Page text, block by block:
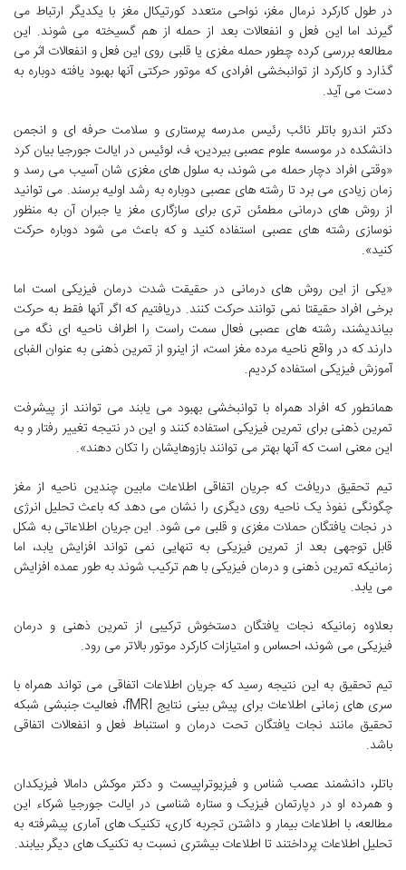
در طول کارکرد نرمال مغز، نواحی متعدد کورتیکال مغز با یکدیگر ارتباط می
گیرند اما این فعل و انفعالات بعد از حمله از هم گسیخته می شوند. این
مطالعه بررسی کرده چطور حمله مغزی یا قلبی روی این فعل و انفعالات اثر می
گذارد و کارکرد از توانبخشی افرادی که موتور حرکتی آنها بهبود یافته دوباره به
دست می آید.
دکتر اندرو باتلر نائب رئیس مدرسه پرستاری و سلامت حرفه ای و انجمن
دانشکده در موسسه علوم عصبی بیردین، ف، لوئیس در ایالت جورجیا بیان کرد
«وقتی افراد دچار حمله می شوند، به سلول های مغزی شان آسیب می رسد و
زمان زیادی می برد تا رشته های عصبی دوباره به رشد اولیه برسند. می توانید
از روش های درمانی مطمئن تری برای سازگاری مغز یا جبران آن به منظور
نوسازی رشته های عصبی استفاده کنید و که باعث می شود دوباره حرکت
کنید».
«یکی از این روش های درمانی در حقیقت شدت درمان فیزیکی است اما
برخی افراد حقیقتا نمی توانند حرکت کنند. دریافتیم که اگر آنها فقط به حرکت
بیاندیشند، رشته های عصبی فعال سمت راست را اطراف ناحیه ای نگه می
دارند که در واقع ناحیه مرده مغز است، از اینرو از تمرین ذهنی به عنوان الفبای
آموزش فیزیکی استفاده کردیم.
همانطور که افراد همراه با توانبخشی بهبود می یابند می توانند از پیشرفت
تمرین ذهنی برای تمرین فیزیکی استفاده کنند و این در نتیجه تغییر رفتار و به
این معنی است که آنها بهتر می توانند بازوهایشان را تکان دهند».
تیم تحقیق دریافت که جریان اتفاقی اطلاعات مابین چندین ناحیه از مغز
چگونگی نفوذ یک ناحیه روی دیگری را نشان می دهد که باعث تحلیل انرژی
در نجات یافتگان حملات مغزی و قلبی می شود. این جریان اطلاعاتی به شکل
قابل توجهی بعد از تمرین فیزیکی به تنهایی نمی تواند افزایش یابد، اما
زمانیکه تمرین ذهنی و درمان فیزیکی با هم ترکیب شوند به طور عمده افزایش
می یابد.
بعلاوه زمانیکه نجات یافتگان دستخوش ترکیبی از تمرین ذهنی و درمان
فیزیکی می شوند، احساس و امتیازات کارکرد موتور بالاتر می رود.
تیم تحقیق به این نتیجه رسید که جریان اطلاعات اتفاقی می تواند همراه با
سری های زمانی اطلاعات برای پیش بینی نتایج fMRI، فعالیت جنبشی شبکه
تحقیق مانند نجات یافتگان تحت درمان و استنباط فعل و انفعالات اتفاقی
باشد.
باتلر، دانشمند عصب شناس و فیزیوتراپیست و دکتر موکش دامالا فیزیکدان
و همرده او در دپارتمان فیزیک و ستاره شناسی در ایالت جورجیا شرکاء این
مطالعه، با اطلاعات بیمار و داشتن تجربه کاری، تکنیک های آماری پیشرفته به
تحلیل اطلاعات پرداختند تا اطلاعات بیشتری نسبت به تکنیک های دیگر بیابند.